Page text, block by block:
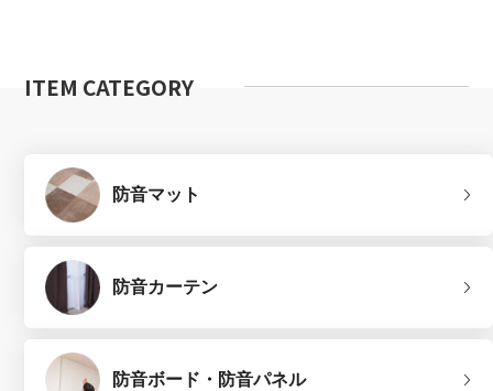
ITEM CATEGORY
防音マット
防音カーテン
防音ボード・防音パネル